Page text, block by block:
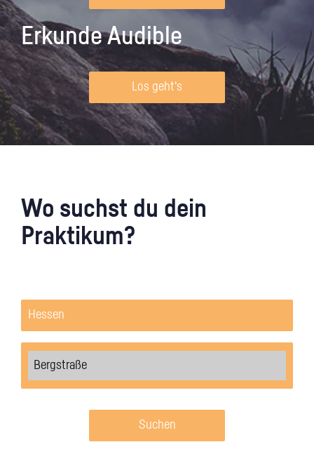
Erkunde Audible
Los geht's
Wo suchst du dein
Praktikum?
Suchen